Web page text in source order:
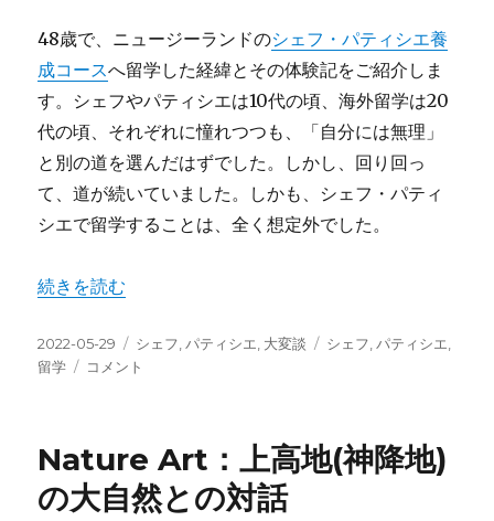
ド
に
48歳で、ニュージーランドのシェフ・パティシエ養
成コースへ留学した経緯とその体験記をご紹介しま
す。シェフやパティシエは10代の頃、海外留学は20
代の頃、それぞれに憧れつつも、「自分には無理」
と別の道を選んだはずでした。しかし、回り回っ
て、道が続いていました。しかも、シェフ・パティ
シエで留学することは、全く想定外でした。
“True-Story：シェフ・パティシエ留学体験記＠ニュー
続きを読む
投
稿
2022-05-29
カ
テ
シェフ パティシエ 大変談
タ
シェフ パティシエ
留学
True-
フ・
パ
テ
コメント
Nature Art：上高地(神降地)
の大自然との対話